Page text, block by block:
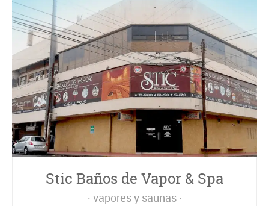
Stic Baños de Vapor & Spa
vapores y saunas